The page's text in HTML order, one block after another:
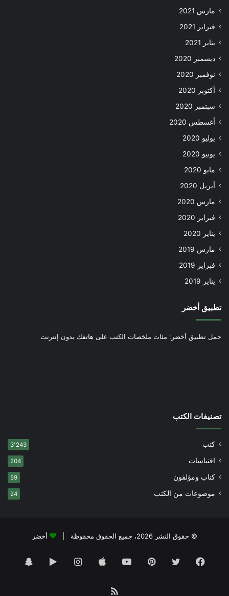
مارس 2021
فبراير 2021
يناير 2021
ديسمبر 2020
نوفمبر 2020
أكتوبر 2020
سبتمبر 2020
أغسطس 2020
يوليو 2020
يونيو 2020
مايو 2020
أبريل 2020
مارس 2020
فبراير 2020
يناير 2020
مارس 2019
فبراير 2019
يناير 2019
تطبيق أخضر
حمل تطبيق أخضر: مئات ملخصات الكتب على هاتفك بدون إنترنت
تصنيفات الكتب
كتب 3٬243
اقتباسات 204
كتاب ومؤلفون 59
موضوعات من الكتب 24
© حقوق النشر 2026، جميع الحقوق محفوظة | أخضر
فيسبوك تويتر بينتيريستيوتيوب انستقرام‏Googleسناب
ملخص